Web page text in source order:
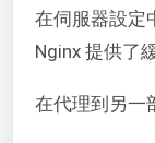
在伺服器設定
Nginx 提供了
在代理到另一